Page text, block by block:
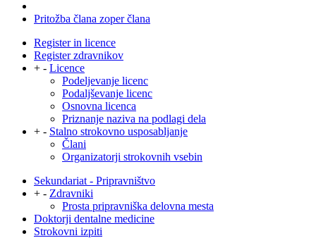
Pritožba člana zoper člana
Register in licence
Register zdravnikov
+ - Licence
Podeljevanje licenc
Podaljševanje licenc
Osnovna licenca
Priznanje naziva na podlagi dela
+ - Stalno strokovno usposabljanje
Člani
Organizatorji strokovnih vsebin
Sekundariat - Pripravništvo
+ - Zdravniki
Prosta pripravniška delovna mesta
Doktorji dentalne medicine
Strokovni izpiti